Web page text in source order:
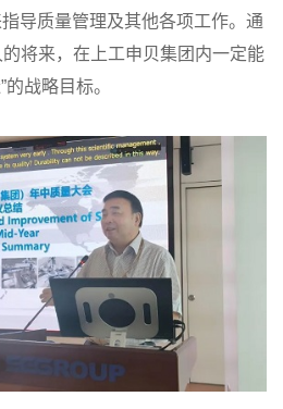
导质量管理及其他各项工作。通
将来，在上工申贝集团内一定能
战略目标。